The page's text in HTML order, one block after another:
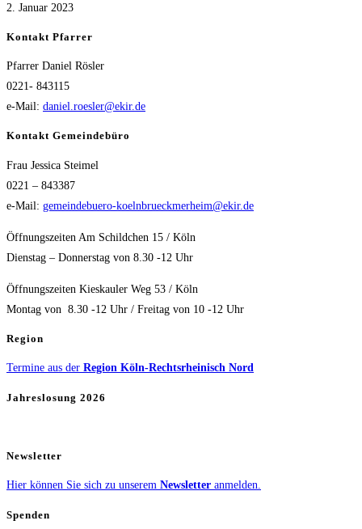
2. Januar 2023
Kontakt Pfarrer
Pfarrer Daniel Rösler
0221- 843115
e-Mail: daniel.roesler@ekir.de
Kontakt Gemeindebüro
Frau Jessica Steimel
0221 – 843387
e-Mail: gemeindebuero-koelnbrueckmerheim@ekir.de
Öffnungszeiten Am Schildchen 15 / Köln
Dienstag – Donnerstag von 8.30 -12 Uhr
Öffnungszeiten Kieskauler Weg 53 / Köln
Montag von 8.30 -12 Uhr / Freitag von 10 -12 Uhr
Region
Termine aus der Region Köln-Rechtsrheinisch Nord
Jahreslosung 2026
Newsletter
Hier können Sie sich zu unserem Newsletter anmelden.
Spenden